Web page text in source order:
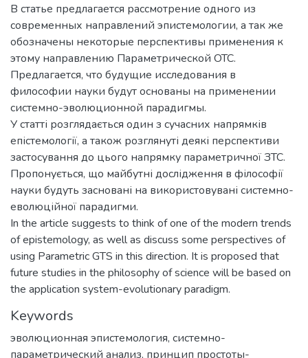
В статье предлагается рассмотрение одного из
современных направлений эпистемологии, а так же
обозначены некоторые перспективы применения к
этому направлению Параметрической ОТС.
Предлагается, что будущие исследования в
философии науки будут основаны на применении
системно-эволюционной парадигмы.
У статті розглядається один з сучасних напрямків
епістемології, а також розглянуті деякі перспективи
застосування до цього напрямку параметричної ЗТС.
Пропонується, що майбутні дослідження в філософії
науки будуть засновані на використовувані системно-
еволюційної парадигми.
In the article suggests to think of one of the modern trends
of epistemology, as well as discuss some perspectives of
using Parametric GTS in this direction. It is proposed that
future studies in the philosophy of science will be based on
the application system-evolutionary paradigm.
Keywords
эволюционная эпистемология, системно-
параметрический анализ, принцип простоты-